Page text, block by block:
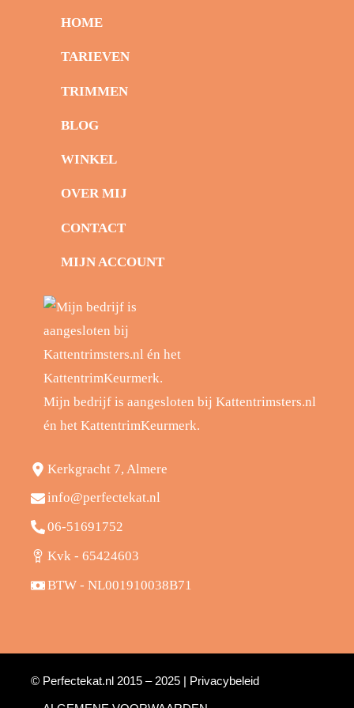
HOME
TARIEVEN
TRIMMEN
BLOG
WINKEL
OVER MIJ
CONTACT
MIJN ACCOUNT
Mijn bedrijf is aangesloten bij Kattentrimsters.nl
én het KattentrimKeurmerk.
Kerkgracht 7, Almere
info@perfectekat.nl
06-51691752
Kvk - 65424603
BTW - NL001910038B71
© Perfectekat.nl 2015 – 2025 | Privacybeleid